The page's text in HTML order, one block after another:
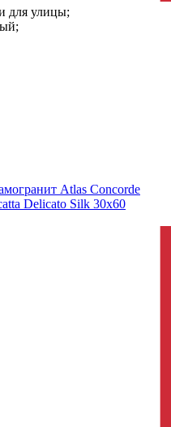
для улицы;
Atlas Concorde
Delicato Silk 30x60